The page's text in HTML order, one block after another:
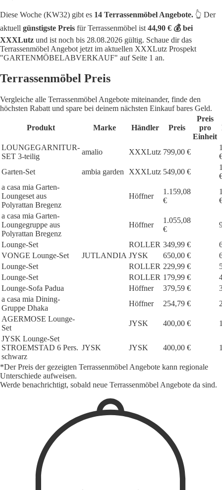
Diese Woche (KW32) gibt es 14 Terrassenmöbel Angebote. 👆 Der
aktuell günstigste Preis für Terrassenmöbel ist 44,90 € 💰 bei
XXXLutz und ist noch bis 28.08.2026 gültig. Schaue dir das
Terrassenmöbel Angebot jetzt im aktuellen XXXLutz Prospekt
"GARTENMÖBELABVERKAUF" auf Seite 1 an.
Terrassenmöbel Preis
Vergleiche alle Terrassenmöbel Angebote miteinander, finde den
höchsten Rabatt und spare bei deinem nächsten Einkauf bares Geld.
Produkt Marke Händler Preis
Preis
pro
Einheit
LOUNGEGARNITUR-
SET 3-teilig
amalio XXXLutz 799,00 €
Garten-Set
ambia garden XXXLutz 549,00 €
a casa mia Garten-
Loungeset aus
Polyrattan Bregenz
Höffner
1.159,08
€
a casa mia Garten-
Loungegruppe aus
Polyrattan Bregenz
Höffner
1.055,08
€
Lounge-Set ROLLER 349,99 €
VONGE Lounge-Set
JUTLANDIA JYSK 650,00 €
Lounge-Set
ROLLER 229,99 €
Lounge-Set
ROLLER 179,99 €
Lounge-Sofa Padua
Höffner 379,59 €
a casa mia Dining-
Gruppe Dhaka
Höffner 254,79 €
AGERMOSE Lounge-
Set
JYSK 400,00 €
JYSK Lounge-Set
STROEMSTAD 6 Pers.
schwarz
JYSK JYSK 400,00 €
*Der Preis der gezeigten Terrassenmöbel Angebote kann regionale
Unterschiede aufweisen.
Werde benachrichtigt, sobald neue Terrassenmöbel Angebote da sind.